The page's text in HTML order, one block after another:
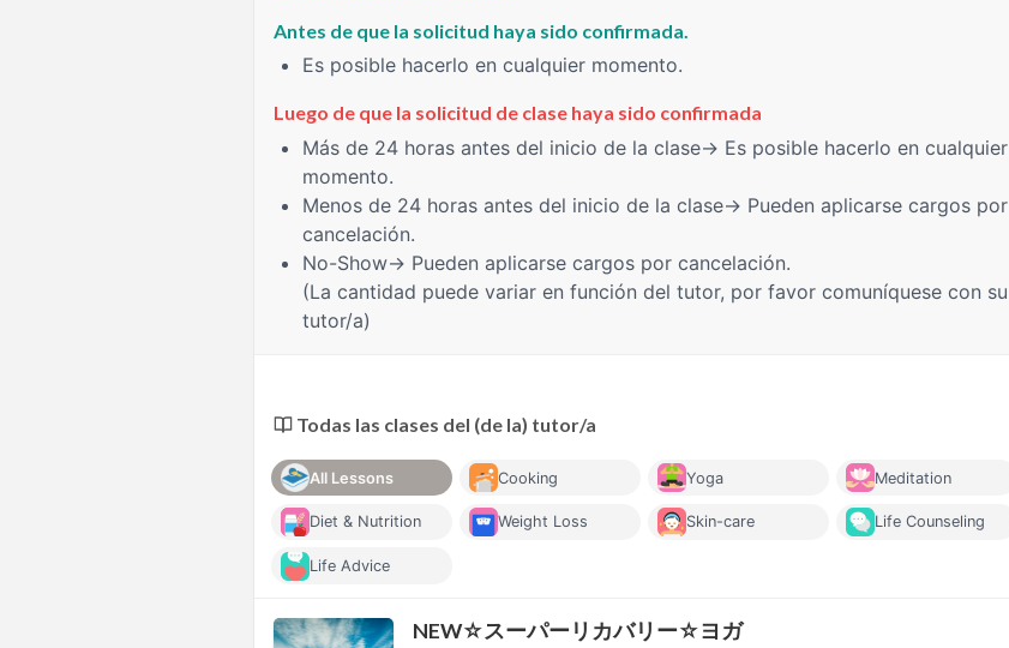
Antes de que la solicitud haya sido confirmada.
Es posible hacerlo en cualquier momento.
Luego de que la solicitud de clase haya sido confirmada
Más de 24 horas antes del inicio de la clase→ Es posible hacerlo en cualquier
momento.
Menos de 24 horas antes del inicio de la clase→ Pueden aplicarse cargos por
cancelación.
No-Show→ Pueden aplicarse cargos por cancelación.
(La cantidad puede variar en función del tutor, por favor comuníquese con su
tutor/a)
Todas las clases del (de la) tutor/a
All Lessons Cooking Yoga Meditation
Diet & Nutrition Weight Loss Skin-care Life Counseling
Life Advice
NEW☆スーパーリカバリー☆ヨガ